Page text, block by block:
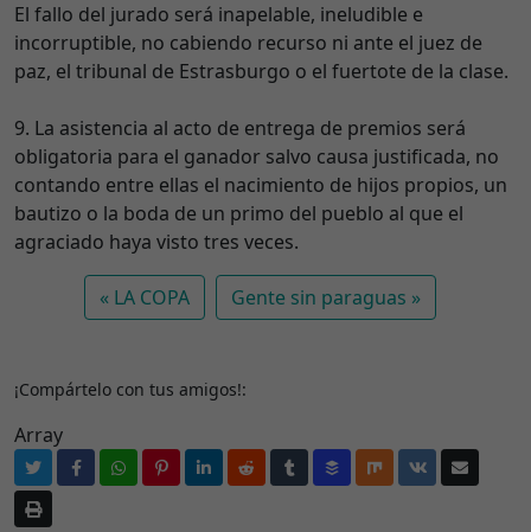
El fallo del jurado será inapelable, ineludible e
incorruptible, no cabiendo recurso ni ante el juez de
paz, el tribunal de Estrasburgo o el fuertote de la clase.
9. La asistencia al acto de entrega de premios será
obligatoria para el ganador salvo causa justificada, no
contando entre ellas el nacimiento de hijos propios, un
bautizo o la boda de un primo del pueblo al que el
agraciado haya visto tres veces.
LA COPA Gente sin paraguas
¡Compártelo con tus amigos!:
Array